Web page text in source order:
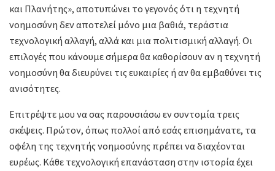
και Πλανήτης», αποτυπώνει το γεγονός ότι η τεχνητή
νοημοσύνη δεν αποτελεί μόνο μια βαθιά, τεράστια
τεχνολογική αλλαγή, αλλά και μια πολιτισμική αλλαγή. Οι
επιλογές που κάνουμε σήμερα θα καθορίσουν αν η τεχνητή
νοημοσύνη θα διευρύνει τις ευκαιρίες ή αν θα εμβαθύνει τις
ανισότητες.
Επιτρέψτε μου να σας παρουσιάσω εν συντομία τρεις
σκέψεις. Πρώτον, όπως πολλοί από εσάς επισημάνατε, τα
οφέλη της τεχνητής νοημοσύνης πρέπει να διαχέονται
ευρέως. Κάθε τεχνολογική επανάσταση στην ιστορία έχει